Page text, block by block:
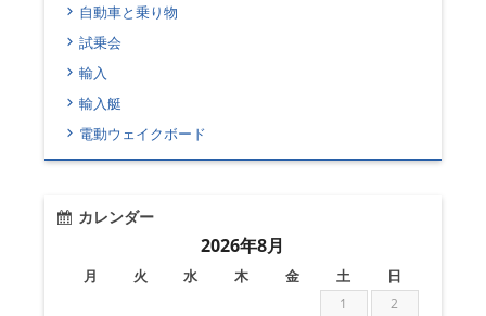
自動車と乗り物
試乗会
輸入
輸入艇
電動ウェイクボード
カレンダー
2026年8月
月 火 水 木 金 土 日
1
2